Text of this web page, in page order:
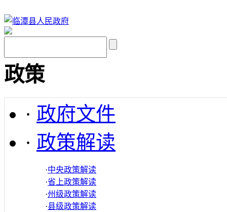
政策
· 政府文件
· 政策解读
·中央政策解读
·省上政策解读
·州级政策解读
·县级政策解读